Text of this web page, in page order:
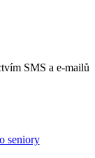
SMS a e-mailů
seniory